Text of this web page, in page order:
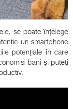
se poate înțelege
un smartphone
potențiale în care
bani și puteți